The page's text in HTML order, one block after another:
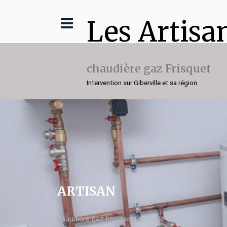
Les
chaudière gaz Frisquet
Intervention sur Giberville et sa région
ARTISAN
chaudière gaz Frisquet Giberville